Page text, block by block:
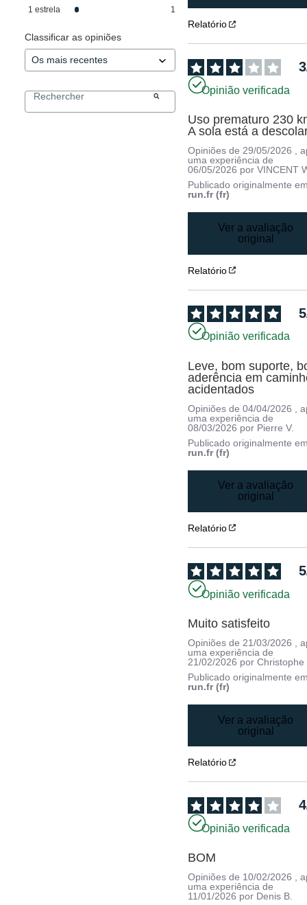
1 estrela 1
Classificar as opiniões
Relatório
3
Opinião verificada
Uso prematuro 230
A sola está a
Opiniões de29/05/2026 ,
uma experiência de
06/05/2026 porVINCENT
Publicado originalmente
run.fr (fr)
Ver a avaliação
original
Relatório
5
Opinião verificada
Leve, bom suporte,
aderência em
acidentados
Opiniões de04/04/2026
,
uma experiência de
08/03/2026 por Pierre V.
Publicado originalmente
run.fr (fr)
Ver a avaliação
original
Relatório
5
Opinião verificada
Muito satisfeito
Opiniões de 21/03/2026
,
uma experiência de
21/02/2026 porChristophe
Publicado originalmente
run.fr (fr)
Ver a avaliação
original
Relatório
4
Opinião verificada
BOM
Opiniões de 10/02/2026 ,
uma experiência de
11/01/2026 por Denis B.